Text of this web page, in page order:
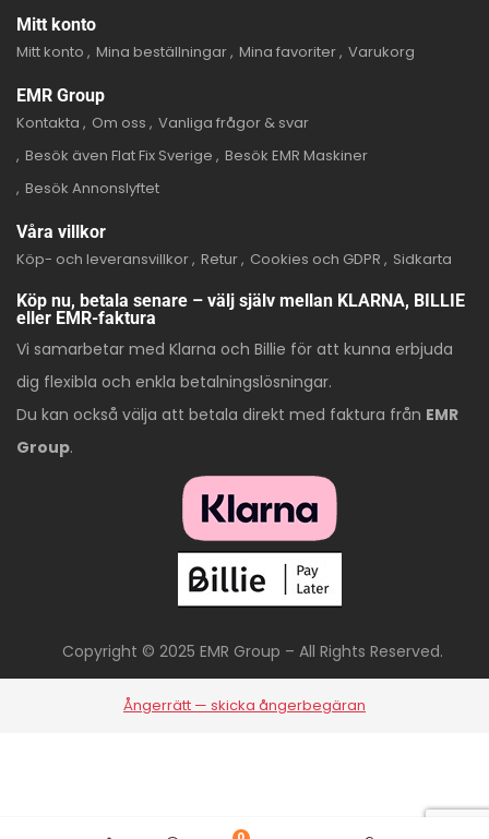
Mitt konto
Mitt konto
Mina beställningar Mina favoriter Varukorg
EMR Group
Kontakta
Om oss
Vanliga frågor & svar
Besök även Flat Fix Sverige
Besök EMR Maskiner
Besök Annonslyftet
Våra villkor
Köp- och leveransvillkor Retur Cookies och GDPR
Sidkarta
Köp nu, betala senare – välj själv mellan KLARNA, BILLIE
eller EMR-faktura
Vi samarbetar med Klarna och Billie för att kunna erbjuda
dig flexibla och enkla betalningslösningar.
Du kan också välja att betala direkt med faktura från EMR
Group.
Copyright © 2025 EMR Group – All Rights Reserved.
Ångerrätt — skicka ångerbegäran